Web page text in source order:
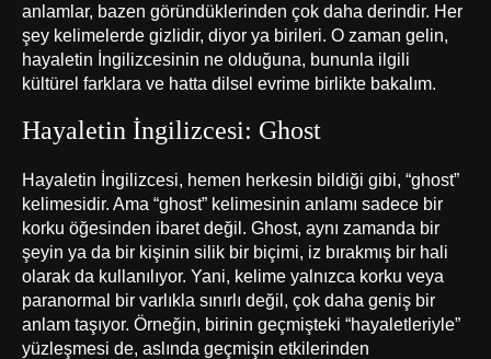
anlamlar, bazen göründüklerinden çok daha derindir. Her
şey kelimelerde gizlidir, diyor ya birileri. O zaman gelin,
hayaletin İngilizcesinin ne olduğuna, bununla ilgili
kültürel farklara ve hatta dilsel evrime birlikte bakalım.
Hayaletin İngilizcesi: Ghost
Hayaletin İngilizcesi, hemen herkesin bildiği gibi, “ghost”
kelimesidir. Ama “ghost” kelimesinin anlamı sadece bir
korku öğesinden ibaret değil. Ghost, aynı zamanda bir
şeyin ya da bir kişinin silik bir biçimi, iz bırakmış bir hali
olarak da kullanılıyor. Yani, kelime yalnızca korku veya
paranormal bir varlıkla sınırlı değil, çok daha geniş bir
anlam taşıyor. Örneğin, birinin geçmişteki “hayaletleriyle”
yüzleşmesi de, aslında geçmişin etkilerinden